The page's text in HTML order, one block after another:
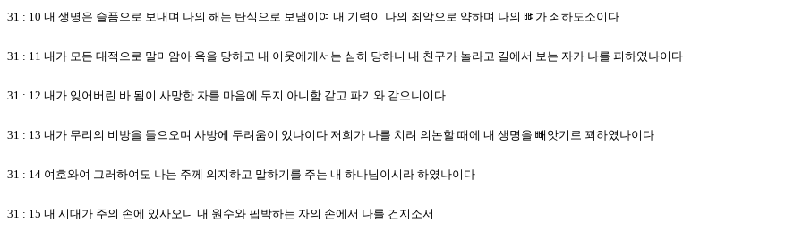
31 : 10 내 생명은 슬픔으로 보내며 나의 해는 탄식으로 보냄이여 내 기력이 나의 죄악으로 약하며 나의 뼈가 쇠하도소이다
31 : 11 내가 모든 대적으로 말미암아 욕을 당하고 내 이웃에게서는 심히 당하니 내 친구가 놀라고 길에서 보는 자가 나를 피하였나이다
31 : 12 내가 잊어버린 바 됨이 사망한 자를 마음에 두지 아니함 같고 파기와 같으니이다
31 : 13 내가 무리의 비방을 들으오며 사방에 두려움이 있나이다 저희가 나를 치려 의논할 때에 내 생명을 빼앗기로 꾀하였나이다
31 : 14 여호와여 그러하여도 나는 주께 의지하고 말하기를 주는 내 하나님이시라 하였나이다
31 : 15 내 시대가 주의 손에 있사오니 내 원수와 핍박하는 자의 손에서 나를 건지소서